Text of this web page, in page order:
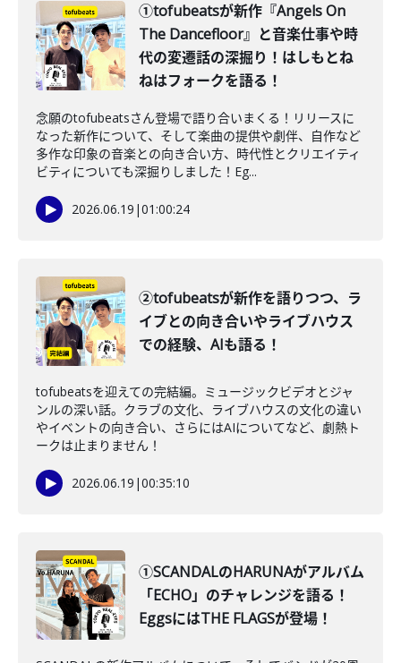
①tofubeatsが新作『Angels On
The Dancefloor』と音楽仕事や時
代の変遷話の深掘り！はしもとね
ねはフォークを語る！
念願のtofubeatsさん登場で語り合いまくる！リリースに
なった新作について、そして楽曲の提供や劇伴、自作など
多作な印象の音楽との向き合い方、時代性とクリエイティ
ビティについても深掘りしました！Eg...
2026.06.19 |01:00:24
②tofubeatsが新作を語りつつ、ラ
イブとの向き合いやライブハウス
での経験、AIも語る！
tofubeatsを迎えての完結編。ミュージックビデオとジャ
ンルの深い話。クラブの文化、ライブハウスの文化の違い
やイベントの向き合い、さらにはAIについてなど、劇熱ト
ークは止まりません！
2026.06.19 |00:35:10
①SCANDALのHARUNAがアルバム
「ECHO」のチャレンジを語る！
EggsにはTHE FLAGSが登場！